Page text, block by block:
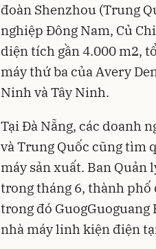
đoàn Shenzhou (Trung
nghiệp Đông Nam, Củ
diện tích gần 4.000 m2,
máy thứ ba của Avery
Ninh và Tây Ninh.
Tại Đà Nẵng, các doanh
và Trung Quốc cũng tìm
máy sản xuất. Ban Quản
trong tháng 6, thành phố
trong đó
nhà máy linh kiện điện